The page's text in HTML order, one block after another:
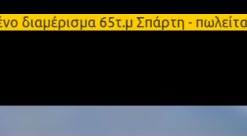
στο κύριο περιεχόμενο
65τ.μ Σπάρτη -